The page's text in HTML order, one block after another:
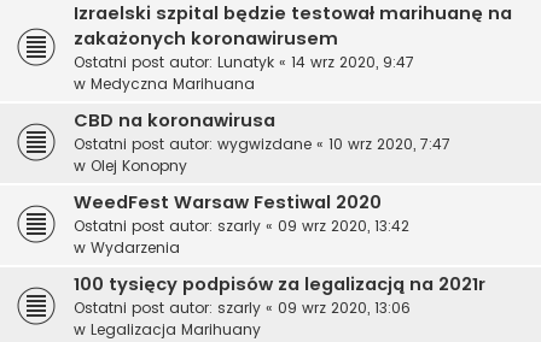
Izraelski szpital będzie testował marihuanę na
zakażonych koronawirusem
Ostatni post autor: Lunatyk « 14 wrz 2020, 9:47
w Medyczna Marihuana
CBD na koronawirusa
Ostatni post autor: wygwizdane « 10 wrz 2020, 7:47
w Olej Konopny
WeedFest Warsaw Festiwal 2020
Ostatni post autor: szarly « 09 wrz 2020, 13:42
w Wydarzenia
100 tysięcy podpisów za legalizacją na 2021r
Ostatni post autor: szarly « 09 wrz 2020, 13:06
w Legalizacja Marihuany